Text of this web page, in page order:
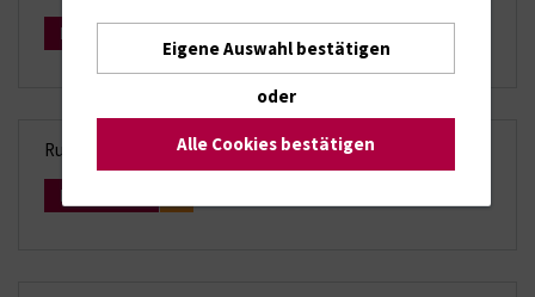
Mehr Infos
Rufbereitschaft/Notfalldiagnostik
Mehr Infos
Eigene Auswahl bestätigen
oder
Alle Cookies bestätigen